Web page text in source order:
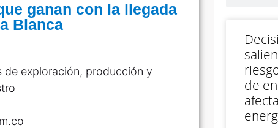
ganan con la llegada
Blanca
de exploración, producción y
de